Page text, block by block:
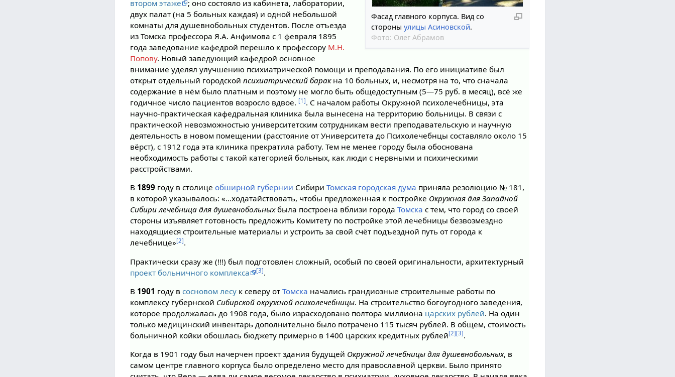
Фасад главного корпуса. Вид со
стороныулицы Асиновской.
Фото: Олег Абрамов
втором этаже
; оно состояло из кабинета, лаборатории,
двух палат (на 5 больных каждая) и одной небольшой
комнаты для душевнобольных студентов. После отъезда
из Томска профессора Я.А. Анфимова с 1 февраля 1895
года заведование кафедрой перешло к профессору М.Н.
Попову. Новый заведующий кафедрой основное
внимание уделял улучшению психиатрической помощи и преподавания. По его инициативе был
открыт отдельный городскойпсихиатрический баракна 10 больных, и, несмотря на то, что сначала
содержание в нём было платным и поэтому не могло быть общедоступным (5—75 руб. в месяц), всё же
годичное число пациентов возросло вдвое. [1]. С началом работы Окружной психолечебницы, эта
научно-практическая кафедральная клиника была вынесена на территорию больницы. В связи с
практической невозможностью университетским сотрудникам вести преподавательскую и научную
деятельность в новом помещении (расстояние от Университета до Психолечебнцы составляло около 15
вёрст), с 1912 года эта клиника прекратила работу. Тем не менее городу была обоснована
необходимость работы с такой категорией больных, как люди с нервными и психическими
расстройствами.
В 1899 году в столицеобширной губернии СибириТомская городская дума приняла резолюцию № 181,
в которой указывалось: «…ходатайствовать, чтобы предложенная к постройке Окружная для Западной
Сибири лечебница для душевнобольныхбыла построена вблизи городаТомска с тем, что город со своей
стороны изъявляет готовность предложить Комитету по постройке этой лечебницы безвозмездно
находящиеся строительные материалы и устроить за свой счёт подъездной путь от города к
лечебнице»[2].
Практически сразу же (!!!) был подготовлен сложный, особый по своей оригинальности, архитектурный
проект больничного комплекса
[3].
В 1901 году всосновом лесу к северу отТомска начались грандиозные строительные работы по
комплексу губернской Сибирской окружной психолечебницы. На строительство богоугодного заведения,
которое продолжалась до 1908 года, было израсходовано полтора миллиона царских рублей. На один
только медицинский инвентарь дополнительно было потрачено 115 тысяч рублей. В общем, стоимость
больничной койки обошлась бюджету примерно в 1400 царских кредитных рублей[2][3].
Когда в 1901 году был начерчен проект здания будущей Окружной лечебницы для душевнобольных, в
самом центре главного корпуса было определено место для православной церкви. Было принято